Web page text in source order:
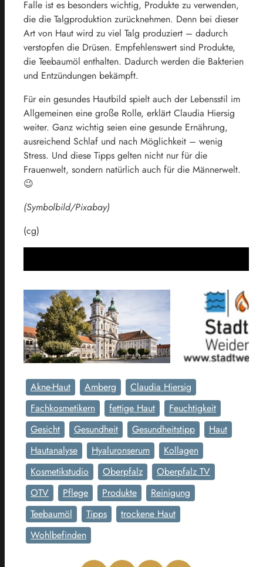
Falle ist es besonders wichtig, Produkte zu verwenden,
die die Talgproduktion zurücknehmen. Denn bei dieser
Art von Haut wird zu viel Talg produziert – dadurch
verstopfen die Drüsen. Empfehlenswert sind Produkte,
die Teebaumöl enthalten. Dadurch werden die Bakterien
und Entzündungen bekämpft.
Für ein gesundes Hautbild spielt auch der Lebensstil im
Allgemeinen eine große Rolle, erklärt Claudia Hiersig
weiter. Ganz wichtig seien eine gesunde Ernährung,
ausreichend Schlaf und nach Möglichkeit – wenig
Stress. Und diese Tipps gelten nicht nur für die
Frauenwelt, sondern natürlich auch für die Männerwelt.
😉
(Symbolbild/Pixabay)
(cg)
Akne-Haut Amberg
Claudia Hiersig
Fachkosmetikern
fettige Haut
Feuchtigkeit
Gesicht
Gesundheit Gesundheitstipp
Haut
Hautanalyse
Hyaluronserum
Kollagen
Kosmetikstudio
Oberpfalz
Oberpfalz TV
OTV
Pflege Produkte
Reinigung
Teebaumöl
Tipps
trockene Haut
Wohlbefinden